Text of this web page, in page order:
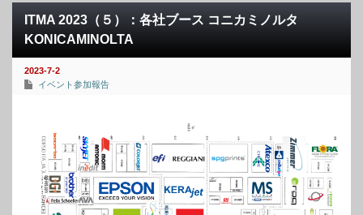
ITMA 2023（５）：各社ブース コニカミノルタ
KONICAMINOLTA
2023-7-2
イベント参加報告